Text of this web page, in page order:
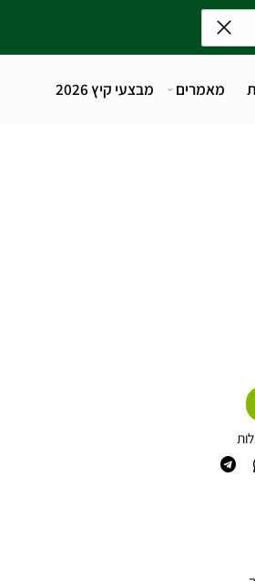
מאמרים מבצעי קיץ 2026